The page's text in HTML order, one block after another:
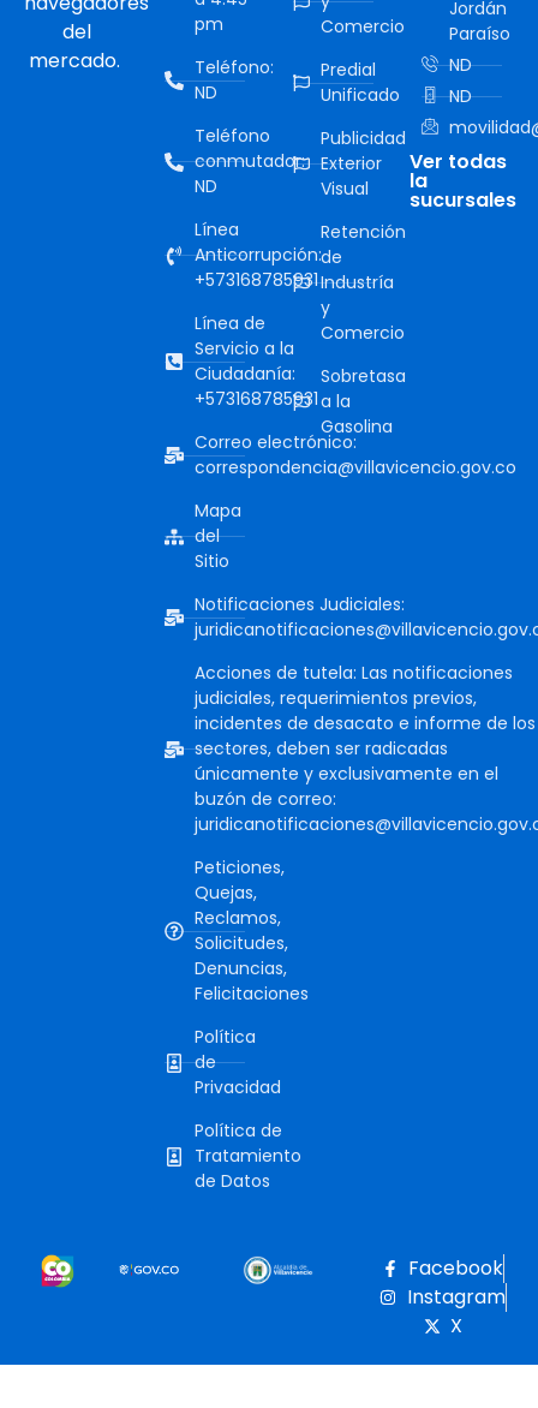
del
mercado.
pm
Teléfono:
ND
Teléfono
conmutador:
ND
Línea
Anticorrupción:
+573168785931
Línea de
Servicio a la
Ciudadanía:
+573168785931
Correo electrónico:
correspondencia@villavicencio.gov.co
Mapa
del
Sitio
Notificaciones Judiciales:
Acciones de tutela: Las notificaciones
judiciales, requerimientos previos,
incidentes de desacato e informe de los
sectores, deben ser radicadas
únicamente y exclusivamente en el
buzón de correo:
Peticiones,
Quejas,
Reclamos,
Solicitudes,
Denuncias,
Felicitaciones
Política
de
Privacidad
Política de
Tratamiento
de Datos
Comercio
Predial
Unificado
Publicidad
Exterior
Visual
Retención
de
Industría
y
Comercio
Sobretasa
a la
Gasolina
Jordán
Paraíso
ND
ND
Ver todas
la
sucursales
Facebook
Instagram
X